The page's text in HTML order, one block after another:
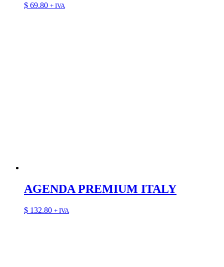
$ 69.80 + IVA
AGENDA PREMIUM ITALY
$ 132.80 + IVA